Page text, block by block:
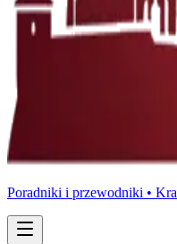
Poradniki i przewodniki •